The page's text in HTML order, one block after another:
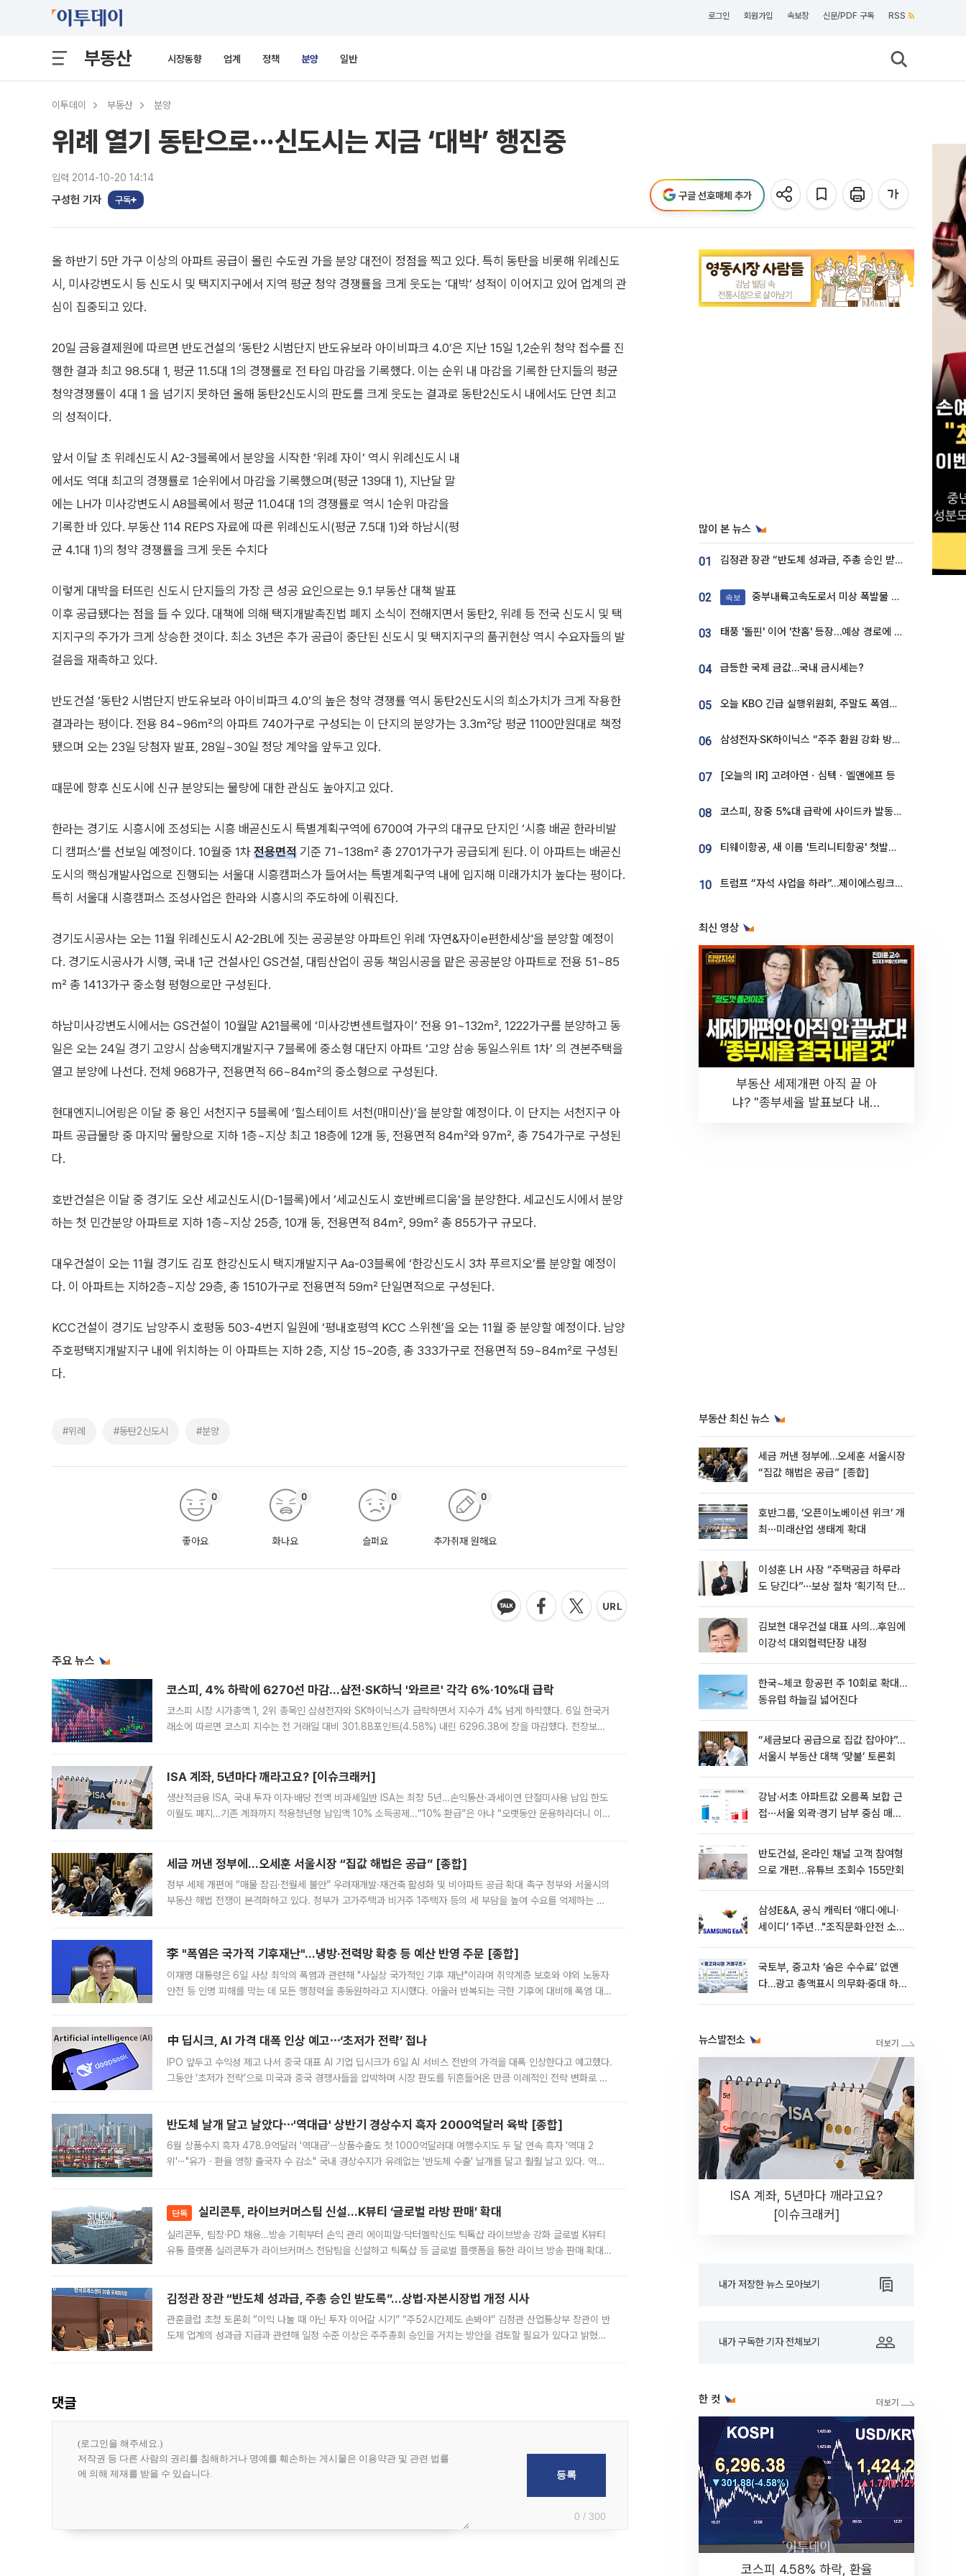
로그인 회원가입 속보창 신문/PDF 구독 RSS
부동산 시장동향 업계 정책 분양 일반
이투데이 부동산 분양
위례 열기 동탄으로···신도시는 지금 ‘대박’ 행진중
입력 2014-10-20 14:14
구성헌 기자 구독 구글 선호매체 추가
올 하반기 5만 가구 이상의 아파트 공급이 몰린 수도권 가을 분양 대전이 정점을 찍고 있다. 특히 동탄을 비롯해 위례신도
시, 미사강변도시 등 신도시 및 택지지구에서 지역 평균 청약 경쟁률을 크게 웃도는 ‘대박’ 성적이 이어지고 있어 업계의 관
심이 집중되고 있다.
20일 금융결제원에 따르면 반도건설의 ‘동탄2 시범단지 반도유보라 아이비파크 4.0’은 지난 15일 1,2순위 청약 접수를 진
행한 결과 최고 98.5대 1, 평균 11.5대 1의 경쟁률로 전 타입 마감을 기록했다. 이는 순위 내 마감을 기록한 단지들의 평균
청약경쟁률이 4대 1 을 넘기지 못하던 올해 동탄2신도시의 판도를 크게 웃도는 결과로 동탄2신도시 내에서도 단연 최고
의 성적이다.
앞서 이달 초 위례신도시 A2-3블록에서 분양을 시작한 ‘위례 자이’ 역시 위례신도시 내
에서도 역대 최고의 경쟁률로 1순위에서 마감을 기록했으며(평균 139대 1), 지난달 말
에는 LH가 미사강변도시 A8블록에서 평균 11.04대 1의 경쟁률로 역시 1순위 마감을
기록한 바 있다. 부동산 114 REPS 자료에 따른 위례신도시(평균 7.5대 1)와 하남시(평
균 4.1대 1)의 청약 경쟁률을 크게 웃돈 수치다
이렇게 대박을 터뜨린 신도시 단지들의 가장 큰 성공 요인으로는 9.1 부동산 대책 발표
이후 공급됐다는 점을 들 수 있다. 대책에 의해 택지개발촉진법 폐지 소식이 전해지면서 동탄2, 위례 등 전국 신도시 및 택
지지구의 주가가 크게 상승한 것이다. 최소 3년은 추가 공급이 중단된 신도시 및 택지지구의 품귀현상 역시 수요자들의 발
걸음을 재촉하고 있다.
반도건설 ‘동탄2 시범단지 반도유보라 아이비파크 4.0’의 높은 청약 경쟁률 역시 동탄2신도시의 희소가치가 크게 작용한
결과라는 평이다. 전용 84~96㎡의 아파트 740가구로 구성되는 이 단지의 분양가는 3.3㎡당 평균 1100만원대로 책정
됐으며 오는 23일 당첨자 발표, 28일~30일 정당 계약을 앞두고 있다.
때문에 향후 신도시에 신규 분양되는 물량에 대한 관심도 높아지고 있다.
한라는 경기도 시흥시에 조성되는 시흥 배곧신도시 특별계획구역에 6700여 가구의 대규모 단지인 ‘시흥 배곧 한라비발
디 캠퍼스’를 선보일 예정이다. 10월중 1차 전용면적 기준 71~138㎡ 총 2701가구가 공급되게 된다. 이 아파트는 배곧신
도시의 핵심개발사업으로 진행되는 서울대 시흥캠퍼스가 들어서는 특별계획구역 내에 입지해 미래가치가 높다는 평이다.
특히 서울대 시흥캠퍼스 조성사업은 한라와 시흥시의 주도하에 이뤄진다.
경기도시공사는 오는 11월 위례신도시 A2-2BL에 짓는 공공분양 아파트인 위례 '자연&자이e편한세상'을 분양할 예정이
다. 경기도시공사가 시행, 국내 1군 건설사인 GS건설, 대림산업이 공동 책임시공을 맡은 공공분양 아파트로 전용 51~85
㎡ 총 1413가구 중소형 평형으로만 구성된다.
하남미사강변도시에서는 GS건설이 10월말 A21블록에 ‘미사강변센트럴자이’ 전용 91~132㎡, 1222가구를 분양하고 동
일은 오는 24일 경기 고양시 삼송택지개발지구 7블록에 중소형 대단지 아파트 ‘고양 삼송 동일스위트 1차’ 의 견본주택을
열고 분양에 나선다. 전체 968가구, 전용면적 66~84㎡의 중소형으로 구성된다.
현대엔지니어링은 이달 중 용인 서천지구 5블록에 ‘힐스테이트 서천(매미산)’을 분양할 예정이다. 이 단지는 서천지구 아
파트 공급물량 중 마지막 물량으로 지하 1층~지상 최고 18층에 12개 동, 전용면적 84㎡와 97㎡, 총 754가구로 구성된
다.
호반건설은 이달 중 경기도 오산 세교신도시(D-1블록)에서 ‘세교신도시 호반베르디움’을 분양한다. 세교신도시에서 분양
하는 첫 민간분양 아파트로 지하 1층~지상 25층, 10개 동, 전용면적 84㎡, 99㎡ 총 855가구 규모다.
대우건설이 오는 11월 경기도 김포 한강신도시 택지개발지구 Aa-03블록에 ‘한강신도시 3차 푸르지오’를 분양할 예정이
다. 이 아파트는 지하2층~지상 29층, 총 1510가구로 전용면적 59㎡ 단일면적으로 구성된다.
KCC건설이 경기도 남양주시 호평동 503-4번지 일원에 ‘평내호평역 KCC 스위첸’을 오는 11월 중 분양할 예정이다. 남양
주호평택지개발지구 내에 위치하는 이 아파트는 지하 2층, 지상 15~20층, 총 333가구로 전용면적 59~84㎡로 구성된
다.
#위례 #동탄2신도시 #분양
좋아요
0
화나요
0
슬퍼요
0
추가취재 원해요
0
주요 뉴스
코스피, 4% 하락에 6270선 마감…삼전·SK하닉 '와르르' 각각 6%·10%대 급락
코스피 시장 시가총액 1, 2위 종목인 삼성전자와 SK하이닉스가 급락하면서 지수가 4% 넘게 하락했다. 6일 한국거
래소에 따르면 코스피 지수는 전 거래일 대비 301.88포인트(4.58%) 내린 6296.38에 장을 마감했다. 전장보다
ISA 계좌, 5년마다 깨라고요? [이슈크래커]
생산적금융 ISA, 국내 투자 이자·배당 전액 비과세일반 ISA는 최장 5년…손익통산·과세이연 단절미사용 납입 한도
이월도 폐지…기존 계좌까지 적용청년형 납입액 10% 소득공제…“10% 환급”은 아냐 “오랫동안 운용하라더니 이제
세금 꺼낸 정부에…오세훈 서울시장 “집값 해법은 공급” [종합]
정부 세제 개편에 “매물 잠김·전월세 불안” 우려재개발·재건축 활성화 및 비아파트 공급 확대 촉구 정부와 서울시의
부동산 해법 전쟁이 본격화하고 있다. 정부가 고가주택과 비거주 1주택자 등의 세 부담을 높여 수요를 억제하는 카
李 "폭염은 국가적 기후재난"…냉방·전력망 확충 등 예산 반영 주문 [종합]
이재명 대통령은 6일 사상 최악의 폭염과 관련해 "사실상 국가적인 기후 재난"이라며 취약계층 보호와 야외 노동자
안전 등 인명 피해를 막는 데 모든 행정력을 총동원하라고 지시했다. 아울러 반복되는 극한 기후에 대비해 폭염 대응
中 딥시크, AI 가격 대폭 인상 예고⋯‘초저가 전략’ 접나
IPO 앞두고 수익성 제고 나서 중국 대표 AI 기업 딥시크가 6일 AI 서비스 전반의 가격을 대폭 인상한다고 예고했다.
그동안 ‘초저가 전략’으로 미국과 중국 경쟁사들을 압박하며 시장 판도를 뒤흔들어온 만큼 이례적인 전략 변화로 평
반도체 날개 달고 날았다⋯'역대급' 상반기 경상수지 흑자 2000억달러 육박 [종합]
6월 상품수지 흑자 478.9억달러 '역대급'⋯상품수출도 첫 1000억달러대 여행수지도 두 달 연속 흑자 '역대 2
위'⋯"유가ㆍ환율 영향 출국자 수 감소" 국내 경상수지가 유례없는 '반도체 수출' 날개를 달고 훨훨 날고 있다. 역대
단독 실리콘투, 라이브커머스팀 신설…K뷰티 ‘글로벌 라방 판매’ 확대
실리콘투, 팀장·PD 채용…방송 기획부터 손익 관리 에이피알·닥터멜락신도 틱톡샵 라이브방송 강화 글로벌 K뷰티
유통 플랫폼 실리콘투가 라이브커머스 전담팀을 신설하고 틱톡샵 등 글로벌 플랫폼을 통한 라이브 방송 판매 확대에
김정관 장관 “반도체 성과급, 주총 승인 받도록”…상법·자본시장법 개정 시사
관훈클럽 초청 토론회 “이익 나눌 때 아닌 투자 이어갈 시기” “주52시간제도 손봐야” 김정관 산업통상부 장관이 반
도체 업계의 성과급 지급과 관련해 일정 수준 이상은 주주총회 승인을 거치는 방안을 검토할 필요가 있다고 밝혔다.
댓글
0 / 300
많이 본 뉴스
01 김정관 장관 “반도체 성과급, 주총 승인 받도록”…상법·자본시장법 개정 시사
02 속보 중부내륙고속도로서 미상 폭발물 발견
03 태풍 '돌핀' 이어 '찬홈' 등장…예상 경로에 한국 '한숨'
04 급등한 국제 금값…국내 금시세는?
05 오늘 KBO 긴급 실행위원회, 주말도 폭염취소 될까
06 삼성전자·SK하이닉스 “주주 환원 강화 방안 마련”
07 [오늘의 IR] 고려아연ㆍ심텍ㆍ엘앤에프 등
08 코스피, 장중 5%대 급락에 사이드카 발동…삼성·SK 동반 폭락
09 티웨이항공, 새 이름 '트리니티항공' 첫발…SSC 전략 본격화
10 트럼프 “자석 사업을 하라”…제이에스링크, 비중국 영구자석 공급망 구축 속도
최신 영상
부동산 세제개편 아직 끝 아
냐? "종부세율 발표보다 내릴
부동산 최신 뉴스
세금 꺼낸 정부에…오세훈 서울시장
“집값 해법은 공급” [종합]
호반그룹, ‘오픈이노베이션 위크’ 개
최⋯미래산업 생태계 확대
이성훈 LH 사장 “주택공급 하루라
도 당긴다”⋯보상 절차 ‘획기적 단
김보현 대우건설 대표 사의…후임에
이강석 대외협력단장 내정
한국~체코 항공편 주 10회로 확대…
동유럽 하늘길 넓어진다
“세금보다 공급으로 집값 잡아야”…
서울시 부동산 대책 ‘맞불’ 토론회
강남·서초 아파트값 오름폭 보합 근
접⋯서울 외곽·경기 남부 중심 매수
반도건설, 온라인 채널 고객 참여형
으로 개편…유튜브 조회수 155만회
삼성E&A, 공식 캐릭터 ‘애디·에니·
세이디’ 1주년…"조직문화·안전 소통
국토부, 중고차 ‘숨은 수수료’ 없앤
다…광고 총액표시 의무화·중대 하
뉴스발전소
ISA 계좌, 5년마다 깨라고요?
[이슈크래커]
내가 저장한 뉴스 모아보기
내가 구독한 기자 전체보기
한 컷
코스피 4.58% 하락, 환율